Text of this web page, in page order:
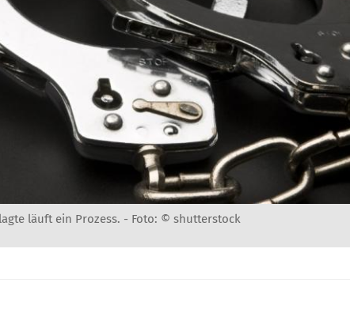
läuft ein Prozess. - Foto: © shutterstock